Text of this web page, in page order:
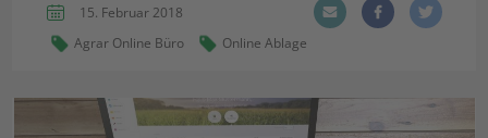
15. Februar 2018
Agrar Online Büro
Online Ablage